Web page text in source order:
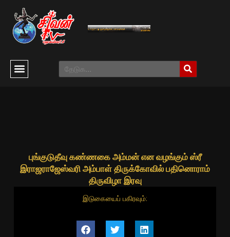
புங்குடுதீவு கண்ணகை அம்மன் என வழங்கும் ஸ்ரீ
இராஜராஜேஸ்வரி அம்பாள் திருக்கோவில் பதினொராம்
திருவிழா இரவு
இடுகையைப் பகிரவும்: